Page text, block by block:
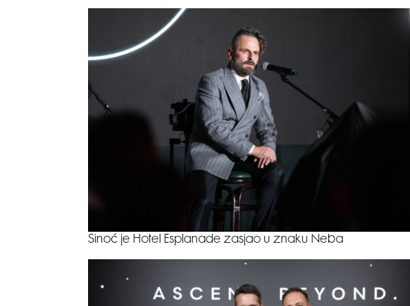
Sinoć je Hotel Esplanade zasjao u znaku Neba